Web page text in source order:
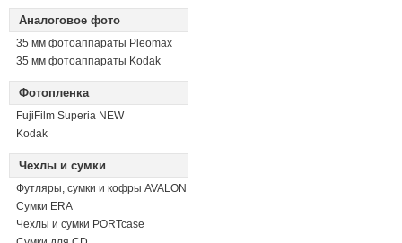
Аналоговое фото
35 мм фотоаппараты Pleomax
35 мм фотоаппараты Kodak
Фотопленка
FujiFilm Superia NEW
Kodak
Чехлы и сумки
Футляры, сумки и кофры AVALON
Сумки ERA
Чехлы и сумки PORTcase